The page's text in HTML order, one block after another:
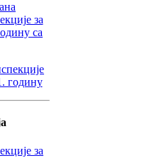
за
са
годину
за